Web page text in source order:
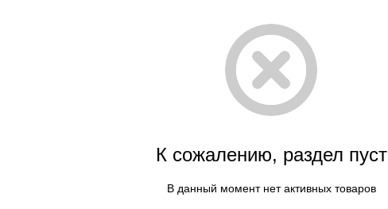
К сожалению, раздел пуст
В данный момент нет активных товаров